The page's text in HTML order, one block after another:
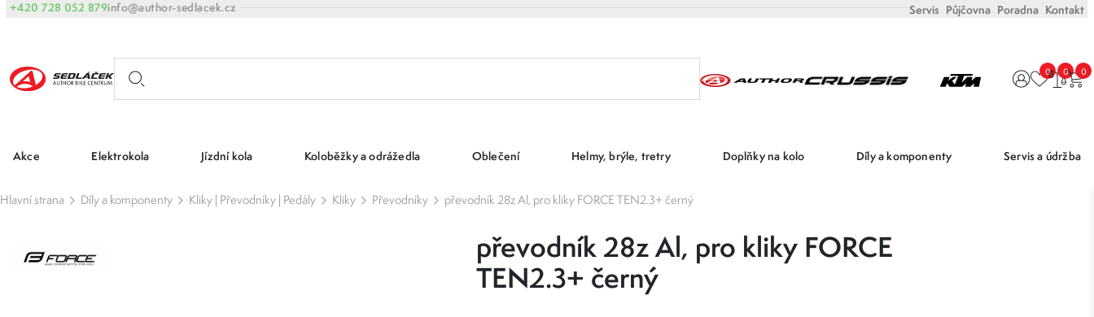
+420 728 052 879info@author-sedlacek.cz Servis Půjčovna Poradna Kontakt
0 0 0
Akce Elektrokola Jízdní kola Koloběžky a odrážedla Oblečení Helmy, brýle, tretry Doplňky na kolo Díly a komponenty Servis a údržba
Hlavní strana Díly a komponenty Kliky | Převodníky | Pedály Kliky Převodníky převodník 28z Al, pro kliky FORCE TEN2.3+ černý
převodník 28z Al, pro kliky FORCE
TEN2.3+ černý